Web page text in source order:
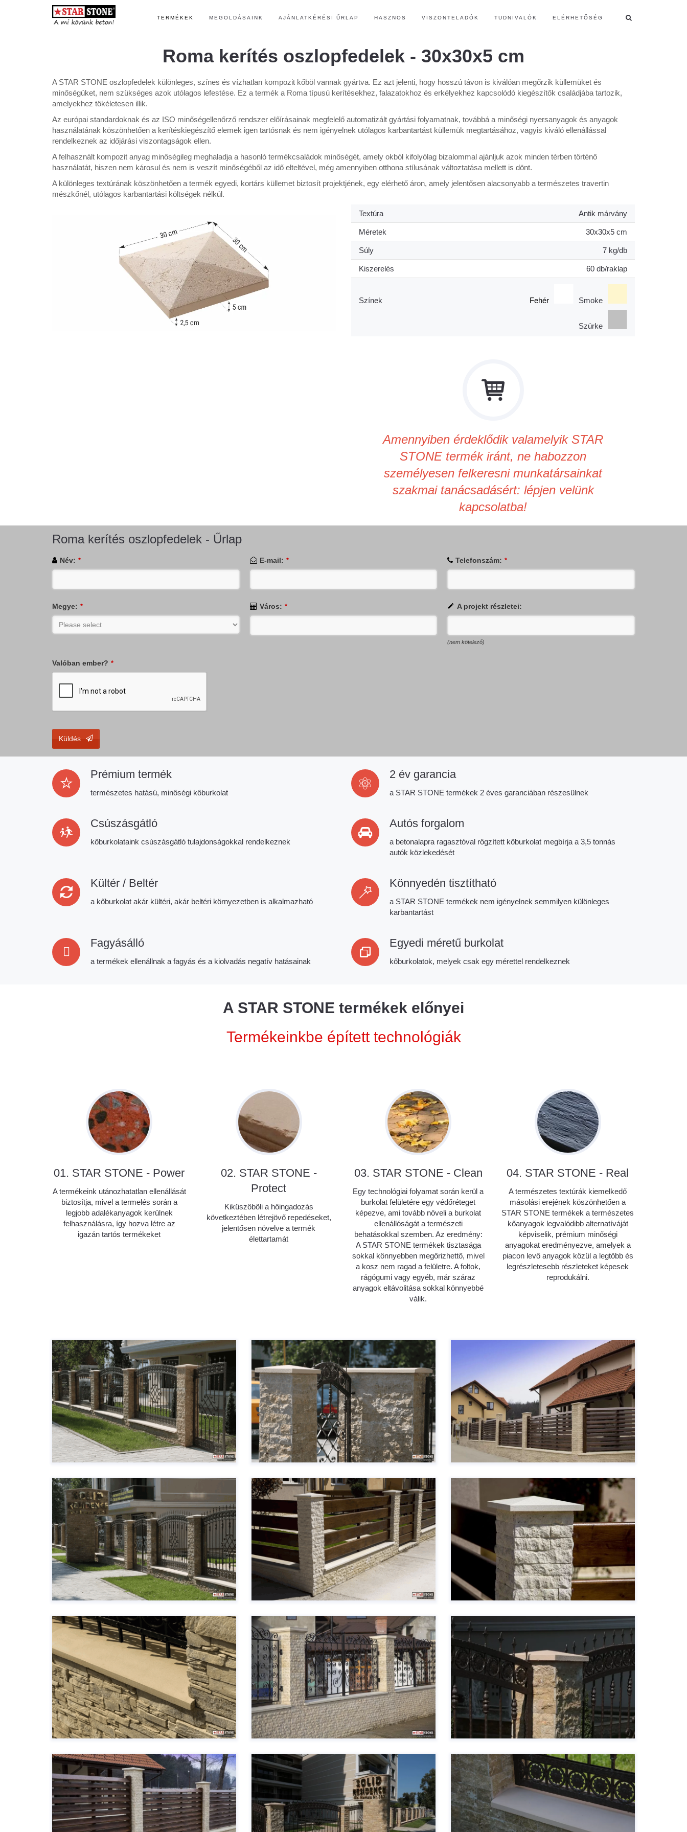
TERMÉKEK MEGOLDÁSAINK AJÁNLATKÉRÉSI ŰRLAP HASZNOS VISZONTELADÓK TUDNIVALÓK ELÉRHETŐSÉG
Roma kerítés oszlopfedelek - 30x30x5 cm
A STAR STONE oszlopfedelek különleges, színes és vízhatlan kompozit kőböl vannak gyártva. Ez azt jelenti, hogy hosszú távon is kiválóan megőrzik küllemüket és
minőségüket, nem szükséges azok utólagos lefestése. Ez a termék a Roma típusú kerítésekhez, falazatokhoz és erkélyekhez kapcsolódó kiegészítők családjába tartozik,
amelyekhez tökéletesen illik.
Az európai standardoknak és az ISO minőségellenőrző rendszer előírásainak megfelelő automatizált gyártási folyamatnak, továbbá a minőségi nyersanyagok és anyagok
használatának köszönhetően a kerítéskiegészítő elemek igen tartósnak és nem igényelnek utólagos karbantartást küllemük megtartásához, vagyis kiváló ellenállással
rendelkeznek az időjárási viszontagságok ellen.
A felhasznált kompozit anyag minőségileg meghaladja a hasonló termékcsaládok minőségét, amely okból kifolyólag bizalommal ajánljuk azok minden térben történő
használatát, hiszen nem károsul és nem is veszít minőségéből az idő elteltével, még amennyiben otthona stílusának változtatása mellett is dönt.
A különleges textúrának köszönhetően a termék egyedi, kortárs küllemet biztosít projektjének, egy elérhető áron, amely jelentősen alacsonyabb a természetes travertin
mészkőnél, utólagos karbantartási költségek nélkül.
Textúra Antik márvány
Méretek 30x30x5 cm
Súly 7 kg/db
Kiszerelés 60 db/raklap
Színek Fehér Smoke
Szürke
Amennyiben érdeklődik valamelyik STAR
STONE termék iránt, ne habozzon
személyesen felkeresni munkatársainkat
szakmai tanácsadásért: lépjen velünk
kapcsolatba!
Roma kerítés oszlopfedelek - Űrlap
Név: * E-mail: * Telefonszám: *
Megye: * Város: * A projekt részletei:
(nem kötelező)
Valóban ember? *
Küldés
field
should
be
Prémium termék
természetes hatású, minőségi kőburkolat
2 év garancia
a STAR STONE termékek 2 éves garanciában részesülnek
Csúszásgátló
kőburkolataink csúszásgátló tulajdonságokkal rendelkeznek
Autós forgalom
a betonalapra ragasztóval rögzített kőburkolat megbírja a 3,5 tonnás
autók közlekedését
Kültér / Beltér
a kőburkolat akár kültéri, akár beltéri környezetben is alkalmazható
Könnyedén tisztítható
a STAR STONE termékek nem igényelnek semmilyen különleges
karbantartást
Fagyásálló
a termékek ellenállnak a fagyás és a kiolvadás negatív hatásainak
Egyedi méretű burkolat
kőburkolatok, melyek csak egy mérettel rendelkeznek
A STAR STONE termékek előnyei
Termékeinkbe épített technológiák
01. STAR STONE - Power
A termékeink utánozhatatlan ellenállását
biztosítja, mivel a termelés során a
legjobb adalékanyagok kerülnek
felhasználásra, így hozva létre az
igazán tartós termékeket
02. STAR STONE -
Protect
Kiküszöböli a hőingadozás
következtében létrejövő repedéseket,
jelentősen növelve a termék
élettartamát
03. STAR STONE - Clean
Egy technológiai folyamat során kerül a
burkolat felületére egy védőréteget
képezve, ami tovább növeli a burkolat
ellenállóságát a természeti
behatásokkal szemben. Az eredmény:
A STAR STONE termékek tisztasága
sokkal könnyebben megőrizhettő, mivel
a kosz nem ragad a felületre. A foltok,
rágógumi vagy egyéb, már száraz
anyagok eltávolitása sokkal könnyebbé
válik.
04. STAR STONE - Real
A természetes textúrák kiemelkedő
másolási erejének köszönhetően a
STAR STONE termékek a természetes
kőanyagok legvalódibb alternatíváját
képviselik, prémium minőségi
anyagokat eredményezve, amelyek a
piacon levő anyagok közül a legtöbb és
legrészletesebb részleteket képesek
reprodukálni.